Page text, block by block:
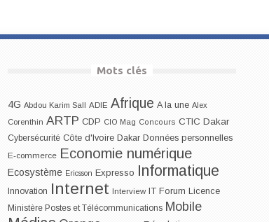
Mots clés
4G Abdou Karim Sall ADIE Afrique A la une Alex
Corenthin ARTP CDP CIO Mag Concours CTIC Dakar
Cybersécurité Côte d'Ivoire Dakar Données personnelles
E-commerce Economie numérique
Ecosystème Ericsson Expresso Informatique
Innovation Internet Interview IT Forum Licence
Ministère Postes et Télécommunications Mobile